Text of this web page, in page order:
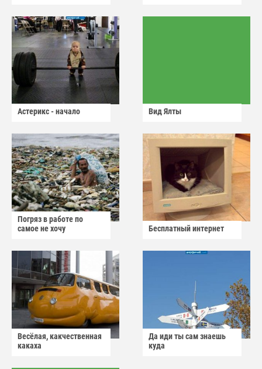
Астерикс - начало Вид Ялты
Погряз в работе по
самое не хочу
Бесплатный интернет
Весёлая, какчественная
какаха
Да иди ты сам знаешь
куда